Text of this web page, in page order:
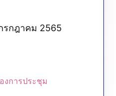
รกฎาคม 2565
การประชุม